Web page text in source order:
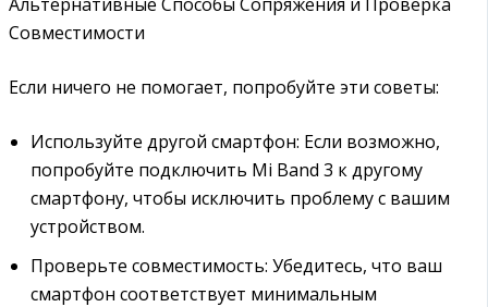
Совместимости
Если ничего не помогает, попробуйте эти советы:
Используйте другой смартфон: Если возможно,
попробуйте подключить Mi Band 3 к другому
смартфону, чтобы исключить проблему с вашим
устройством.
Проверьте совместимость: Убедитесь, что ваш
смартфон соответствует минимальным